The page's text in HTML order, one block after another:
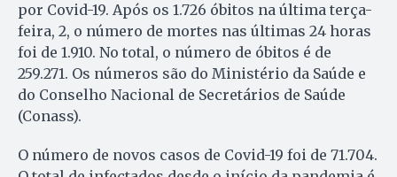
por Covid-19. Após os 1.726 óbitos na última terça-
feira, 2, o número de mortes nas últimas 24 horas
foi de 1.910. No total, o número de óbitos é de
259.271. Os números são do Ministério da Saúde e
do Conselho Nacional de Secretários de Saúde
(Conass).
O número de novos casos de Covid-19 foi de 71.704.